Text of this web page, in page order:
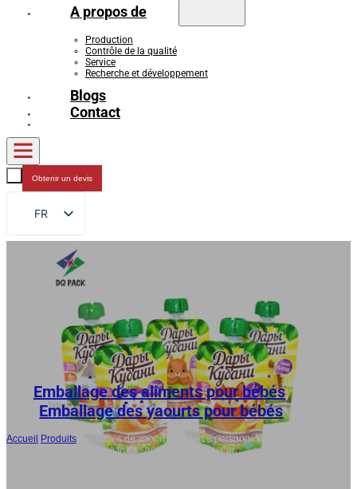
A propos de
Production
Contrôle de la qualité
Service
Recherche et développement
Blogs
Contact
Obtenir un devis
FR
EN
Emballage des aliments pour bébés,
Emballage des yaourts pour bébés
Accueil Produits
Pochettes de yaourt pour bébé personnalisées, sac
d'emballage de purée de fruits sans BPA Fournisseur